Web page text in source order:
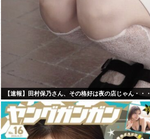
【速報】田村保乃さん、その格好は夜の店じゃん・・・